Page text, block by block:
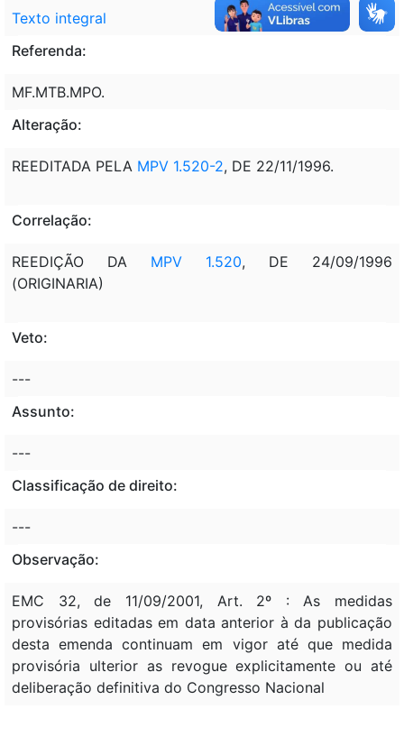
Texto integral
Referenda:
MF.MTB.MPO.
Alteração:
REEDITADA PELA MPV 1.520-2, DE 22/11/1996.
Correlação:
REEDIÇÃO DA MPV 1.520, DE 24/09/1996
(ORIGINARIA)
Veto:
---
Assunto:
---
Classificação de direito:
---
Observação:
EMC 32, de 11/09/2001, Art. 2º : As medidas
provisórias editadas em data anterior à da publicação
desta emenda continuam em vigor até que medida
provisória ulterior as revogue explicitamente ou até
deliberação definitiva do Congresso Nacional